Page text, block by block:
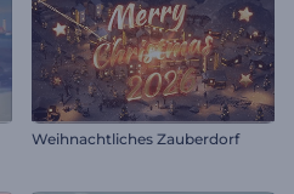
Weihnachtliches Zauberdorf